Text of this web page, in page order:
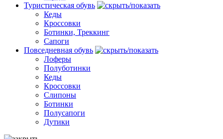
Туристическая обувь
Кеды
Кроссовки
Ботинки, Треккинг
Сапоги
Повседневная обувь
Лоферы
Полуботинки
Кеды
Кроссовки
Слипоны
Ботинки
Полусапоги
Дутики